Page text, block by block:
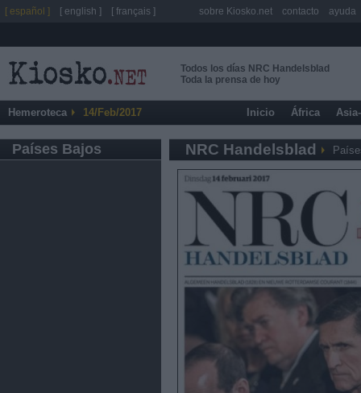
Todos los días NRC Handelsblad
Toda la prensa de hoy
Hemeroteca 14/Feb/2017 Inicio África
Países Bajos NRC Handelsblad
[ español ] [ english ] [ français ] sobre Kiosko.net contacto ayuda